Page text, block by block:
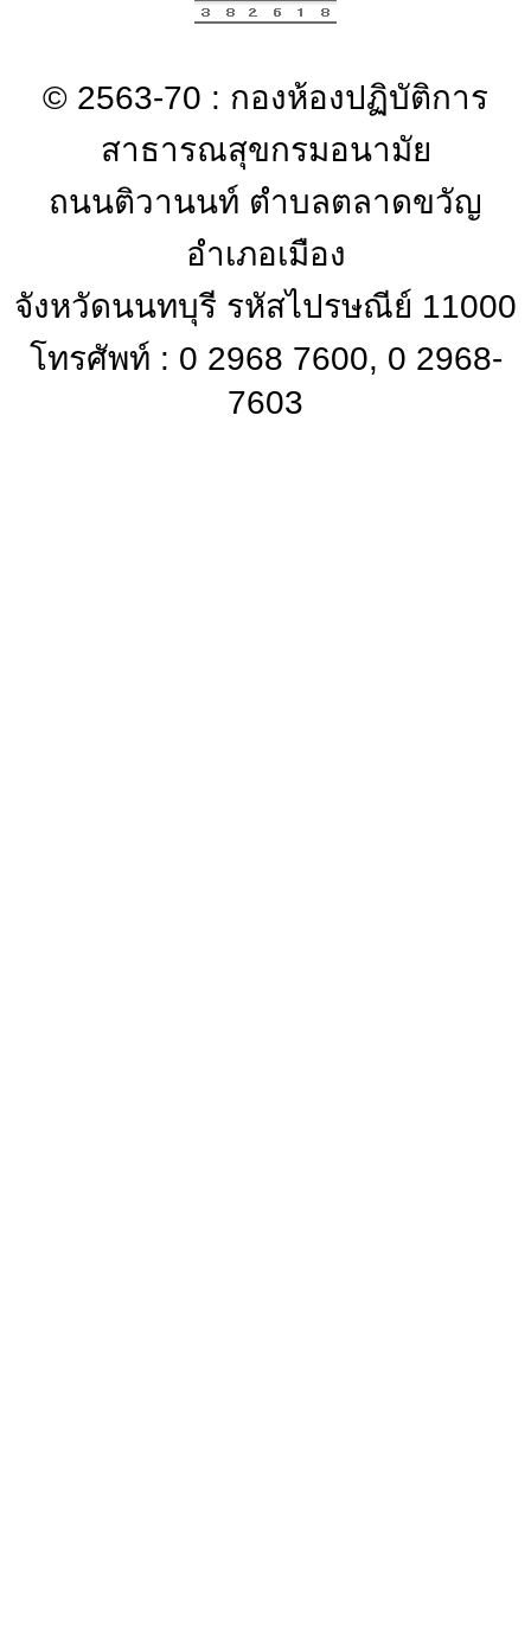
© 2563-70 : กองห้องปฏิบัติการ
สาธารณสุขกรมอนามัย
ถนนติวานนท์ ตำบลตลาดขวัญ
อำเภอเมือง
จังหวัดนนทบุรี รหัสไปรษณีย์ 11000
โทรศัพท์ : 0 2968 7600, 0 2968-
7603